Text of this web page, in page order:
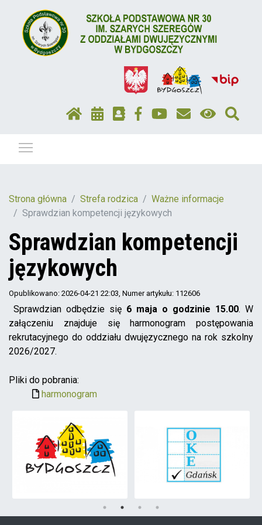
Strona główna Strefa rodzica
Ważne informacje
Sprawdzian kompetencji językowych
Sprawdzian kompetencji
językowych
Opublikowano: 2026-04-21 22:03 , Numer artykułu: 112606
Sprawdzian odbędzie się 6 maja o godzinie 15.00. W
załączeniu znajduje się harmonogram postępowania
rekrutacyjnego do oddziału dwujęzycznego na rok szkolny
2026/2027.
Pliki do pobrania:
harmonogram